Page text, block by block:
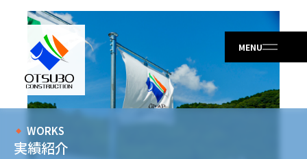
WORKS
実績紹介